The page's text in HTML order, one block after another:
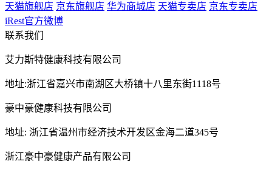
天猫旗舰店 京东旗舰店 华为商城店 天猫专卖店 京东专卖店
iRest官方微博
联系我们
艾力斯特健康科技有限公司
地址:浙江省嘉兴市南湖区大桥镇十八里东街1118号
豪中豪健康科技有限公司
地址: 浙江省温州市经济技术开发区金海二道345号
浙江豪中豪健康产品有限公司